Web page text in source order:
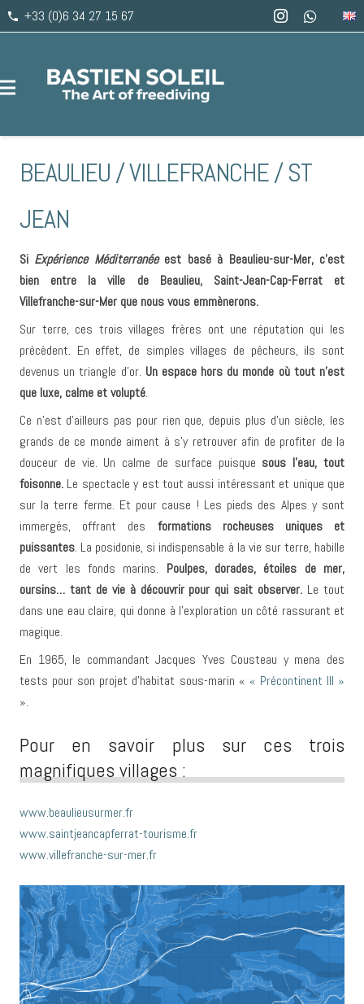
phone +33 (0)6 34 27 15 67
BEAULIEU / VILLEFRANCHE / ST
JEAN
Si Expérience Méditerranéeest basé à Beaulieu-sur-Mer, c’est
bien entre la ville de Beaulieu, Saint-Jean-Cap-Ferrat et
Villefranche-sur-Mer que nous vous emmènerons.
Sur terre, ces trois villages frères ont une réputation qui les
précèdent. En effet, de simples villages de pêcheurs, ils sont
devenus un triangle d’or. Un espace hors du monde où tout n’est
que luxe, calme et volupté.
Ce n’est d’ailleurs pas pour rien que, depuis plus d’un siècle, les
grands de ce monde aiment à s’y retrouver afin de profiter de la
douceur de vie. Un calme de surface puisque sous l’eau, tout
foisonne. Le spectacle y est tout aussi intéressant et unique que
sur la terre ferme. Et pour cause ! Les pieds des Alpes y sont
immergés, offrant des formations rocheuses uniques et
puissantes. La posidonie, si indispensable à la vie sur terre, habille
de vert les fonds marins. Poulpes, dorades, étoiles de mer,
oursins… tant de vie à découvrir pour qui sait observer. Le tout
dans une eau claire, qui donne à l’exploration un côté rassurant et
magique.
En 1965, le commandant Jacques Yves Cousteau y mena des
tests pour son projet d’habitat sous-marin « « Précontinent III »
».
Pour en savoir plus sur ces trois
magnifiques villages :
www.beaulieusurmer.fr
www.saintjeancapferrat-tourisme.fr
www.villefranche-sur-mer.fr